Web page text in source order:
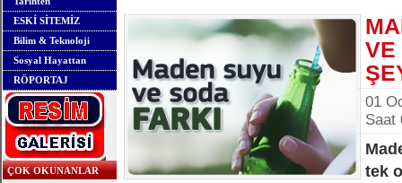
ESKİ SİTEMİZ
Bilim & Teknoloji
Sosyal Hayattan
RÖPORTAJ
ÇOK OKUNANLAR
VE
01
Saat
tek